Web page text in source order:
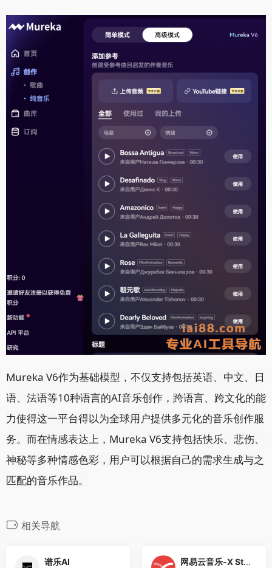
Mureka V6作为基础模型，不仅支持包括英语、中文、日
语、法语等10种语言的AI音乐创作，跨语言、跨文化的能
力使得这一平台得以为全球用户提供多元化的音乐创作服
务。而在情感表达上，Mureka V6支持包括快乐、悲伤、
神秘等多种情感色彩，用户可以根据自己的需求生成与之
匹配的音乐作品。
相关导航
谱乐AI 网易云音乐-X Studio